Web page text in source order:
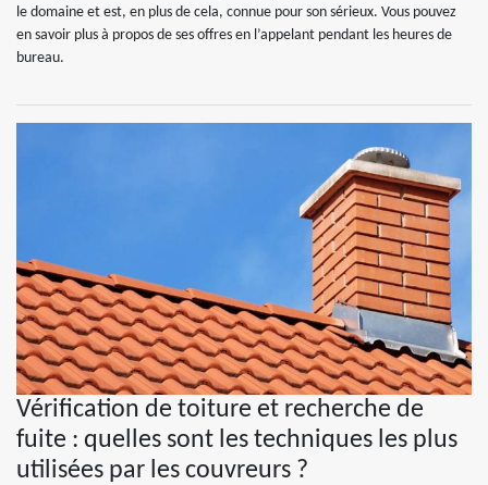
le domaine et est, en plus de cela, connue pour son sérieux. Vous pouvez
en savoir plus à propos de ses offres en l’appelant pendant les heures de
bureau.
Vérification de toiture et recherche de
fuite : quelles sont les techniques les plus
utilisées par les couvreurs ?